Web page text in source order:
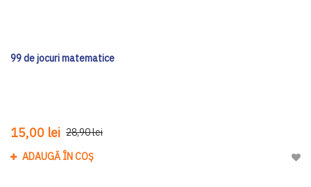
99 de jocuri matematice
15,00 lei 28,90 lei
ADAUGĂ ÎN COȘ